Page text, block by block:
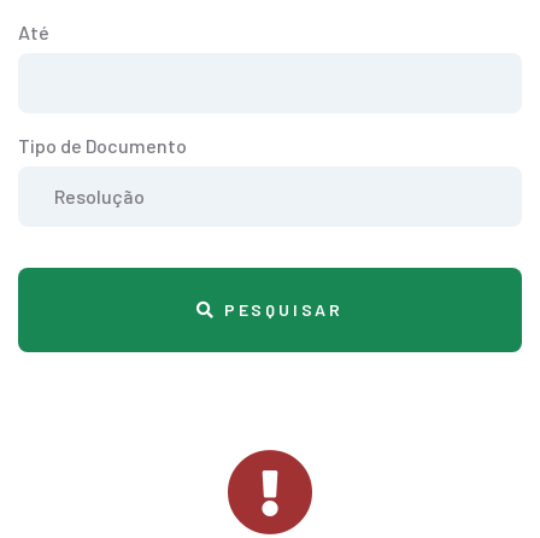
Até
Tipo de Documento
PESQUISAR